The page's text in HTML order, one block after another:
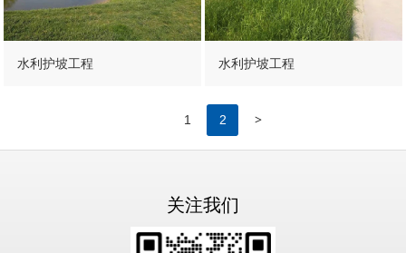
水利护坡工程 水利护坡工程
1 2 >
关注我们